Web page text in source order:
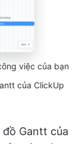
việc của bạn
của ClickUp
Gantt của